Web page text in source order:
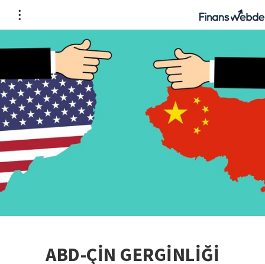
ABD-ÇİN GERGİNLİĞİ